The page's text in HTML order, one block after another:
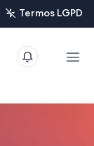
Termos LGPD